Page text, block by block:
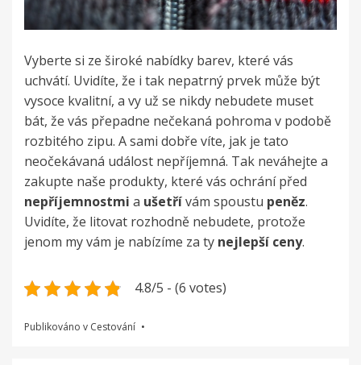
Vyberte si ze široké nabídky barev, které vás
uchvátí. Uvidíte, že i tak nepatrný prvek může být
vysoce kvalitní, a vy už se nikdy nebudete muset
bát, že vás přepadne nečekaná pohroma v podobě
rozbitého zipu. A sami dobře víte, jak je tato
neočekávaná událost nepříjemná. Tak neváhejte a
zakupte naše produkty, které vás ochrání před
nepříjemnostmi a ušetřívám spoustu peněz.
Uvidíte, že litovat rozhodně nebudete, protože
jenom my vám je nabízíme za ty nejlepší ceny.
4.8/5 - (6 votes)
Publikováno v Cestování